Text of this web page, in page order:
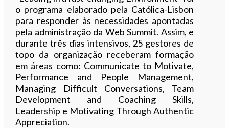
o programa elaborado pela Católica-Lisbon
para responder às necessidades apontadas
pela administração da Web Summit. Assim, e
durante três dias intensivos, 25 gestores de
topo da organização receberam formação
em áreas como: Communicate to Motivate,
Performance and People Management,
Managing Difficult Conversations, Team
Development and Coaching Skills,
Leadership e Motivating Through Authentic
Appreciation.